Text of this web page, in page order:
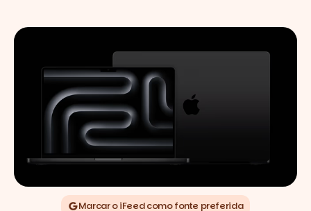
Marcar o iFeed como fonte preferida